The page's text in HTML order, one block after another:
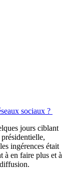
sociaux ?
jours ciblant
ingérences était
à en faire plus et à